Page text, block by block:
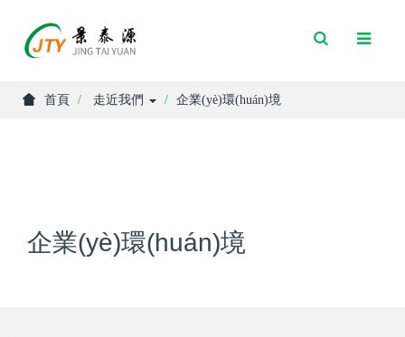
Toggle
Search
首頁 走近我們 企業(yè)環(huán)境
企業(yè)環(huán)境